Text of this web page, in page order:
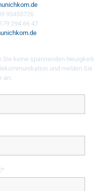
95455726
294 66 47
Sie keine spannenden
und melden
an: